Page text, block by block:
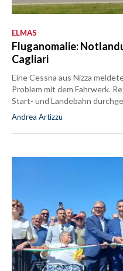
ELMAS
Fluganomalie:
Cagliari
Eine Cessna aus Nizza
Problem mit dem Fahrwerk.
Start- und Landebahn
Andrea Artizzu